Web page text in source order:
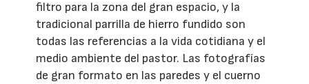
filtro para la zona del gran espacio, y la
tradicional parrilla de hierro fundido son
todas las referencias a la vida cotidiana y el
medio ambiente del pastor. Las fotografías
de gran formato en las paredes y el cuerno